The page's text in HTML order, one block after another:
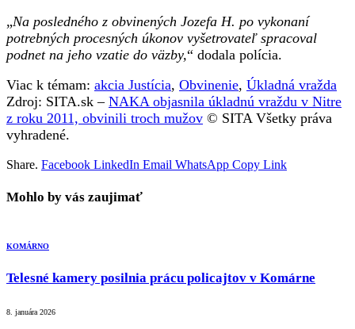
„Na posledného z obvinených Jozefa H. po vykonaní
potrebných procesných úkonov vyšetrovateľ spracoval
podnet na jeho vzatie do väzby,“ dodala polícia.
Viac k témam: akcia Justícia, Obvinenie, Úkladná vražda
Zdroj: SITA.sk – NAKA objasnila úkladnú vraždu v Nitre
z roku 2011, obvinili troch mužov © SITA Všetky práva
vyhradené.
Share. Facebook LinkedIn Email WhatsApp Copy Link
Mohlo by vás zaujimať
KOMÁRNO
Telesné kamery posilnia prácu policajtov v Komárne
8. januára 2026